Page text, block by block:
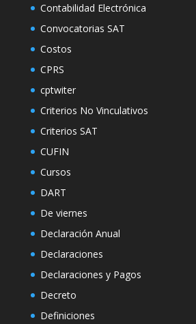
Contabilidad Electrónica
Convocatorias SAT
Costos
CPRS
cptwiter
Criterios No Vinculativos
Criterios SAT
CUFIN
Cursos
DART
De viernes
Declaración Anual
Declaraciones
Declaraciones y Pagos
Decreto
Definiciones